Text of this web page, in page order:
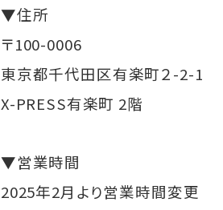
▼住所
〒100-0006
東京都千代田区有楽町２-2-1
X-PRESS有楽町 2階
▼営業時間
2025年2月より営業時間変更